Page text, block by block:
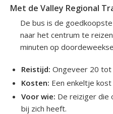
Met de Valley Regional
De bus is de
naar het centrum te
minuten op
Reistijd: Ongeveer 20 tot
Kosten: Een enkeltje
Voor wie: De reiziger die
bij zich heeft.